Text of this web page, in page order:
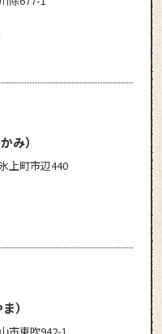
み）
上町市辺440
）